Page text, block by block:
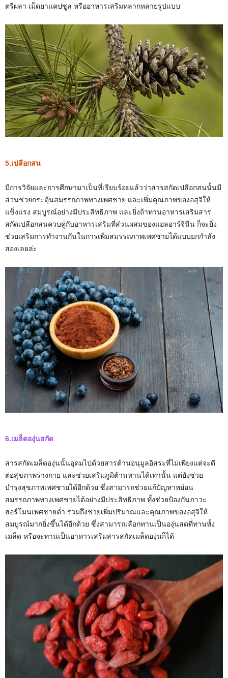
ตรีผลา เม็ดยาแคปซูล หรืออาหารเสริมหลากหลายรูปแบบ
5.เปลือกสน
มีการวิจัยและการศึกษามาเป็นที่เรียบร้อยแล้วว่าสารสกัดเปลือกสนนั้นมี
ส่วนช่วยกระตุ้นสมรรถภาพทางเพศชาย และเพิ่มคุณภาพของอสุจิให้
แข็งแรง สมบูรณ์อย่างมีประสิทธิภาพ และยิ่งถ้าทานอาหารเสริมสาร
สกัดเปลือกสนควบคู่กับอาหารเสริมที่ส่วนผสมของแอลอาร์จินีน ก็จะยิ่ง
ช่วยเสริมการทำงานกันในการเพิ่มสมรรถภาพเพศชายได้แบบยกกำลัง
สองเลยล่ะ
6.เมล็ดองุ่นสกัด
สารสกัดเมล็ดองุ่นนั้นอุดมไปด้วยสารต้านอนุมูลอิสระที่ไม่เพียงแต่จะดี
ต่อสุขภาพร่างกาย และช่วยเสริมภูมิต้านทานได้เท่านั้น แต่ยังช่วย
บำรุงสุขภาพเพศชายได้อีกด้วย ซึ่งสามารถช่วยแก้ปัญหาหย่อน
สมรรถภาพทางเพศชายได้อย่างมีประสิทธิภาพ ทั้งช่วยป้องกันภาวะ
ฮอร์โมนเพศชายต่ำ รวมถึงช่วยเพิ่มปริมาณและคุณภาพของอสุจิให้
สมบูรณ์มากยิ่งขึ้นได้อีกด้วย ซึ่งสามารถเลือกทานเป็นองุ่นสดที่ทานทั้ง
เมล็ด หรือจะทานเป็นอาหารเสริมสารสกัดเมล็ดองุ่นก็ได้